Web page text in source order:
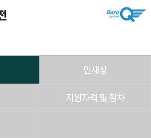
인재상
지원자격 및 절차